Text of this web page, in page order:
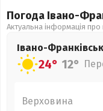
Погода Івано-
Актуальна інформація
Івано-
24° 12°
Верховина